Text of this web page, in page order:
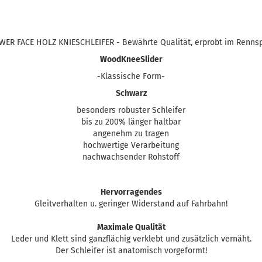
FACE HOLZ KNIESCHLEIFER - Bewährte Qualität, erprobt im
WoodKneeSlider
-Klassische Form-
Schwarz
besonders robuster Schleifer
bis zu 200% länger haltbar
angenehm zu tragen
hochwertige Verarbeitung
nachwachsender Rohstoff
Hervorragendes
Gleitverhalten u. geringer Widerstand auf Fahrbahn!
Maximale Qualität
Leder und Klett sind ganzflächig verklebt und zusätzlich vernäht.
Der Schleifer ist anatomisch vorgeformt!